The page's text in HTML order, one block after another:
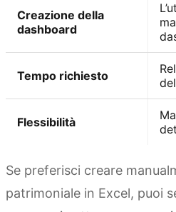
Creazione della
dashboard
Tempo richiesto
Flessibilità
Se preferisci creare
patrimoniale in Excel, puoi